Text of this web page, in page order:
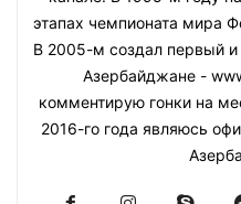
этапах чемпионата мира
В 2005-м создал первый
Азербайджане -
комментирую гонки на
2016-го года являюсь